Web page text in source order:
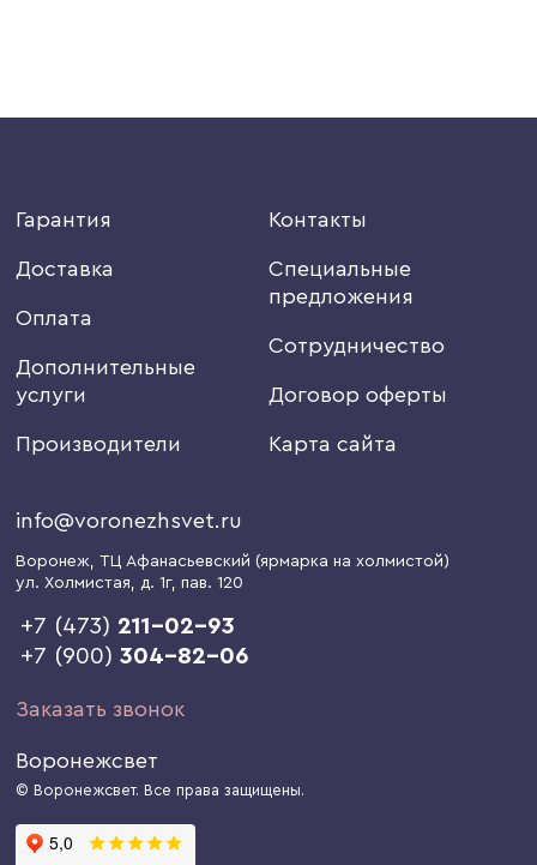
Гарантия
Доставка
Оплата
Дополнительные
услуги
Производители
Контакты
Специальные
предложения
Сотрудничество
Договор оферты
Карта сайта
info@voronezhsvet.ru
Воронеж, ТЦ Афанасьевский (ярмарка на холмистой)
ул. Холмистая, д. 1г, пав. 120
+7 (473) 211-02-93
+7 (900)304-82-06
Заказать звонок
Воронежсвет
© Воронежсвет. Все права защищены.